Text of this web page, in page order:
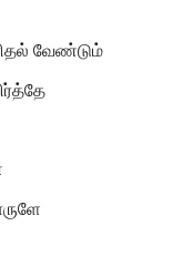
வேண்டும்